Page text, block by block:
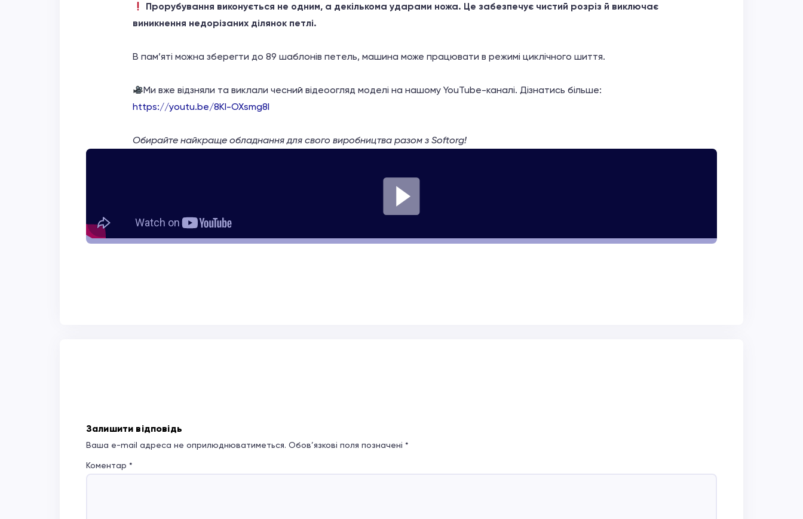
Прорубування виконується не одним, а декількома ударами ножа. Це забезпечує чистий розріз й виключає
виникнення недорізаних ділянок петлі.
В пам’яті можна зберегти до 89 шаблонів петель, машина може працювати в режимі циклічного шиття.
Ми вже відзняли та виклали чесний відеоогляд моделі на нашому YouTube-каналі. Дізнатись більше:
https://youtu.be/8KI-OXsmg8I
Обирайте найкраще обладнання для свого виробництва разом з Softorg!
Залишити відповідь
Ваша e-mail адреса не оприлюднюватиметься. Обов’язкові поля позначені *
Коментар *